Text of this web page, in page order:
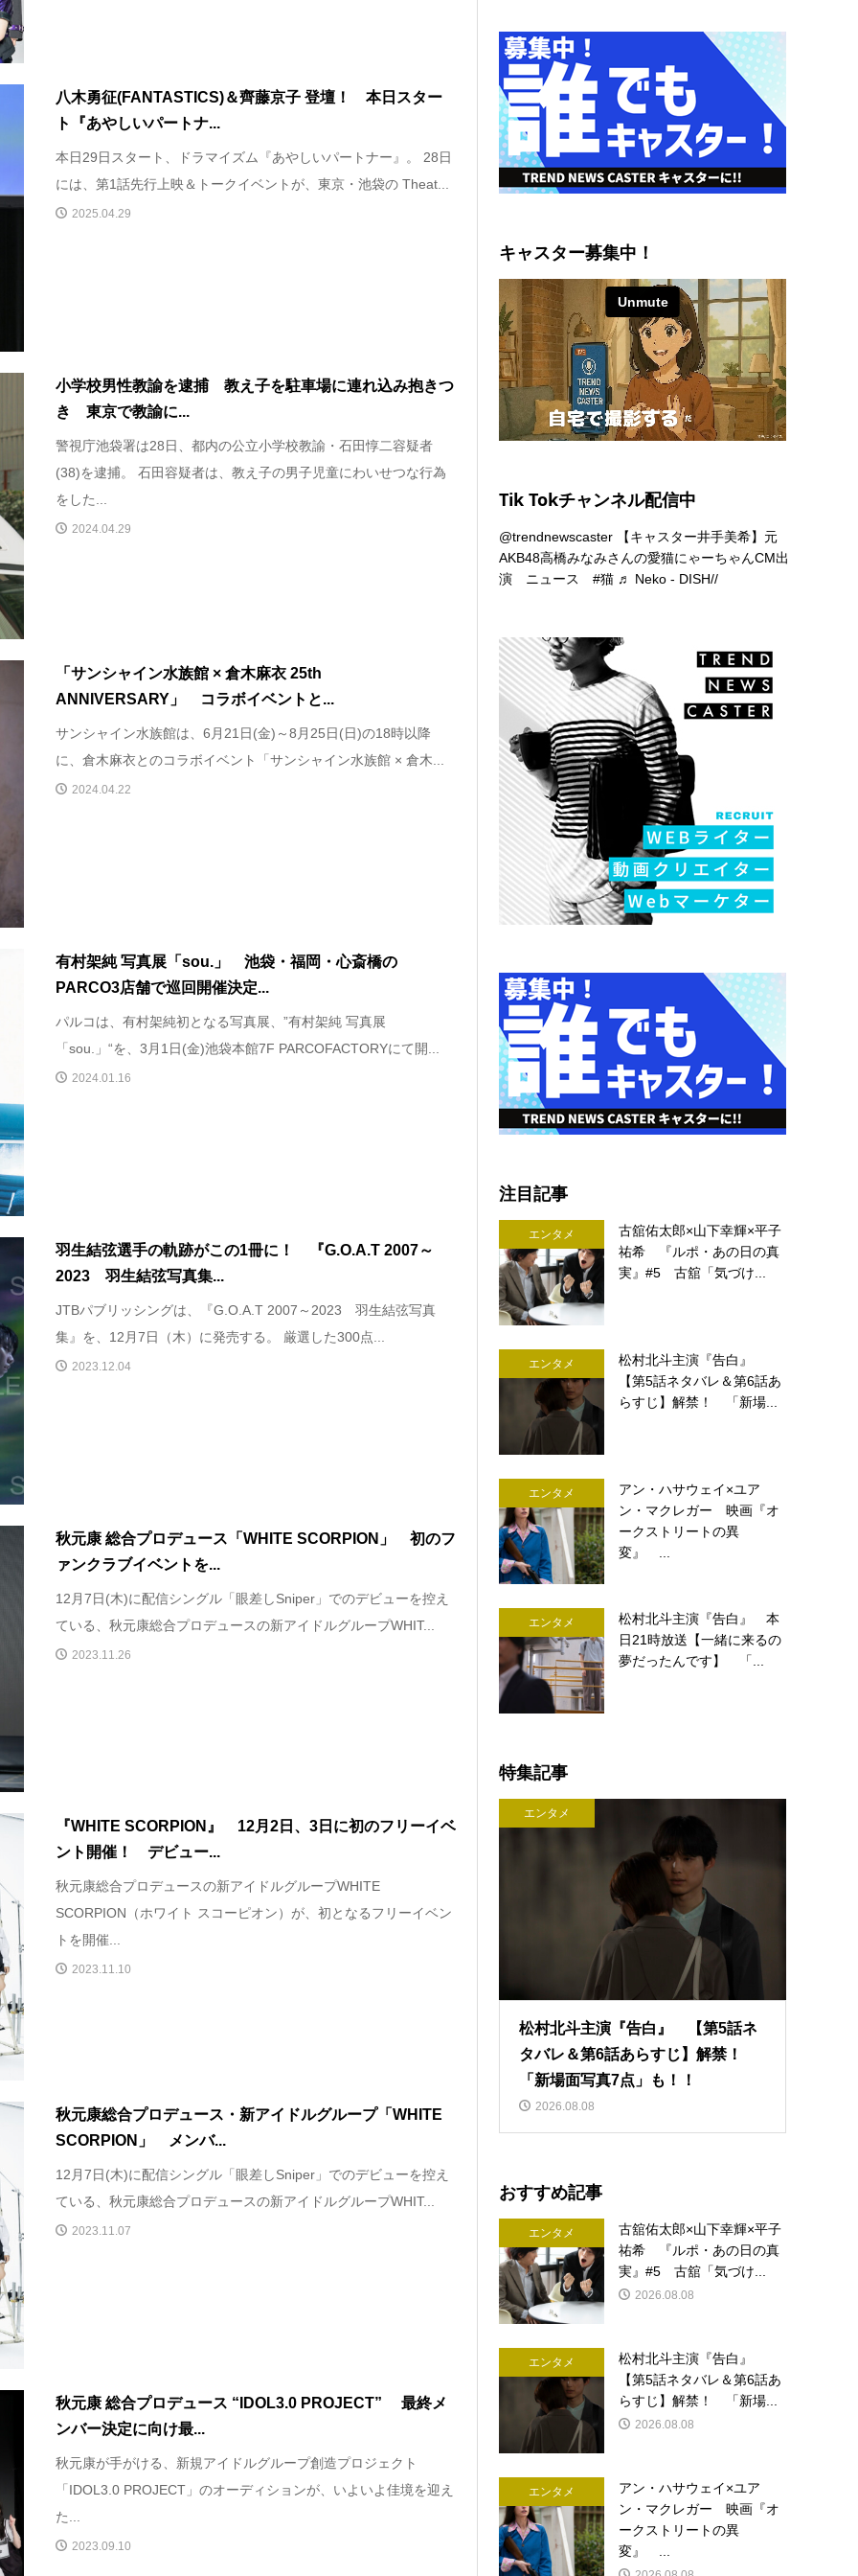
八木勇征(FANTASTICS)＆齊藤京子 登壇！ 本日スター
ト『あやしいパートナ...
本日29日スタート、ドラマイズム『あやしいパートナー』。 28日
には、第1話先⾏上映＆トークイベントが、東京・池袋の Theat...
2025.04.29
小学校男性教諭を逮捕 教え子を駐車場に連れ込み抱きつ
き 東京で教諭に...
警視庁池袋署は28日、都内の公立小学校教諭・石田惇二容疑者
(38)を逮捕。 石田容疑者は、教え子の男子児童にわいせつな行為
をした...
2024.04.29
「サンシャイン水族館 × 倉木麻衣 25th
ANNIVERSARY」 コラボイベントと...
サンシャイン水族館は、6月21日(金)～8月25日(日)の18時以降
に、倉木麻衣とのコラボイベント「サンシャイン水族館 × 倉木...
2024.04.22
有村架純 写真展「sou.」 池袋・福岡・心斎橋の
PARCO3店舗で巡回開催決定...
パルコは、有村架純初となる写真展、”有村架純 写真展
「sou.」“を、3月1日(金)池袋本館7F PARCOFACTORYにて開...
2024.01.16
羽生結弦選手の軌跡がこの1冊に！ 『G.O.A.T 2007～
2023 羽生結弦写真集...
JTBパブリッシングは、『G.O.A.T 2007～2023 羽生結弦写真
集』を、12月7日（木）に発売する。 厳選した300点...
2023.12.04
秋元康 総合プロデュース「WHITE SCORPION」 初のフ
ァンクラブイベントを...
12月7日(木)に配信シングル「眼差しSniper」でのデビューを控え
ている、秋元康総合プロデュースの新アイドルグループWHIT...
2023.11.26
『WHITE SCORPION』 12月2日、3日に初のフリーイベ
ント開催！ デビュー...
秋元康総合プロデュースの新アイドルグループWHITE
SCORPION（ホワイト スコーピオン）が、初となるフリーイベン
トを開催...
2023.11.10
秋元康総合プロデュース・新アイドルグループ「WHITE
SCORPION」 メンバ...
12月7日(木)に配信シングル「眼差しSniper」でのデビューを控え
ている、秋元康総合プロデュースの新アイドルグループWHIT...
2023.11.07
秋元康 総合プロデュース “IDOL3.0 PROJECT” 最終メ
ンバー決定に向け最...
秋元康が手がける、新規アイドルグループ創造プロジェクト
「IDOL3.0 PROJECT」のオーディションが、いよいよ佳境を迎え
た...
2023.09.10
キャスター募集中！
Tik Tokチャンネル配信中
@trendnewscaster 【キャスター井手美希】元
AKB48高橋みなみさんの愛猫にゃーちゃんCM出
演 ニュース#猫 ♬ Neko - DISH//
注目記事
エンタメ
古舘佑太郎×山下幸輝×平子
祐希 『ルポ・あの日の真
実』#5 古舘「気づけ...
エンタメ
松村北斗主演『告白』
【第5話ネタバレ＆第6話あ
らすじ】解禁！ 「新場...
エンタメ
アン・ハサウェイ×ユア
ン・マクレガー 映画『オ
ークストリートの異
変』 ...
エンタメ
松村北斗主演『告白』 本
日21時放送【一緒に来るの
夢だったんです】 「...
特集記事
エンタメ
松村北斗主演『告白』 【第5話ネ
タバレ＆第6話あらすじ】解禁！
「新場面写真7点」も！！
2026.08.08
おすすめ記事
エンタメ
古舘佑太郎×山下幸輝×平子
祐希 『ルポ・あの日の真
実』#5 古舘「気づけ...
2026.08.08
エンタメ
松村北斗主演『告白』
【第5話ネタバレ＆第6話あ
らすじ】解禁！ 「新場...
2026.08.08
エンタメ
アン・ハサウェイ×ユア
ン・マクレガー 映画『オ
ークストリートの異
変』 ...